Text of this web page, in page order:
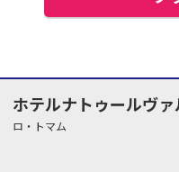
ホテルナトゥールヴ
ロ・トマム